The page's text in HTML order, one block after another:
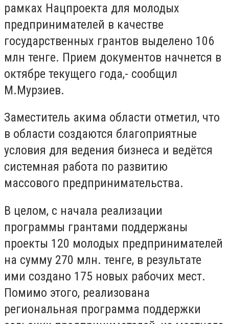
рамках Нацпроекта для молодых
предпринимателей в качестве
государственных грантов выделено 106
млн тенге. Прием документов начнется в
октябре текущего года,- сообщил
М.Мурзиев.
Заместитель акима области отметил, что
в области создаются благоприятные
условия для ведения бизнеса и ведётся
системная работа по развитию
массового предпринимательства.
В целом, с начала реализации
программы грантами поддержаны
проекты 120 молодых предпринимателей
на сумму 270 млн. тенге, в результате
ими создано 175 новых рабочих мест.
Помимо этого, реализована
региональная программа поддержки